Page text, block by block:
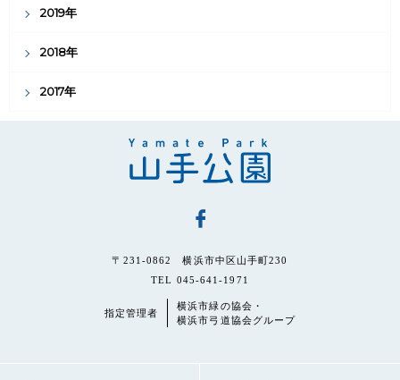
2019年
2018年
2017年
〒231-0862 横浜市中区山手町230
TEL 045-641-1971
指定管理者
横浜市緑の協会・
横浜市弓道協会グループ